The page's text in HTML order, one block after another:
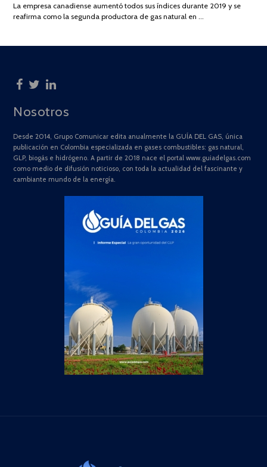
2025
La empresa canadiense aumentó todos sus índices durante 2019 y se
reafirma como la segunda productora de gas natural en …
Nosotros
Desde 2014, Grupo Comunicar edita anualmente la GUÍA DEL GAS, única
publicación en Colombia especializada en gases combustibles: gas natural,
GLP, biogás e hidrógeno. A partir de 2018 nace el portal www.guiadelgas.com
como medio de difusión noticioso, con toda la actualidad del fascinante y
cambiante mundo de la energía.